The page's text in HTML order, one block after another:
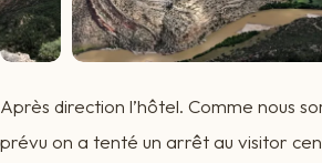
Après direction l’hôtel. Comme nous
prévu on a tenté un arrêt au visitor